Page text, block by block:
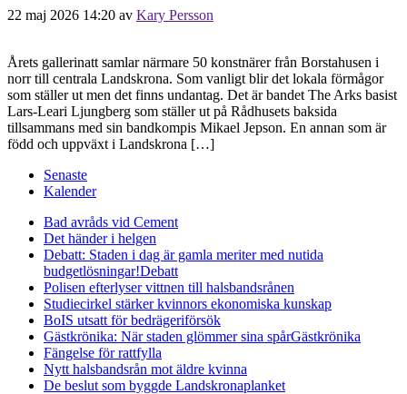
22 maj 2026 14:20 av Kary Persson
Årets gallerinatt samlar närmare 50 konstnärer från Borstahusen i
norr till centrala Landskrona. Som vanligt blir det lokala förmågor
som ställer ut men det finns undantag. Det är bandet The Arks basist
Lars-Leari Ljungberg som ställer ut på Rådhusets baksida
tillsammans med sin bandkompis Mikael Jepson. En annan som är
född och uppväxt i Landskrona […]
Senaste
Kalender
Bad avråds vid Cement
Det händer i helgen
Debatt: Staden i dag är gamla meriter med nutida
budgetlösningar!Debatt
Polisen efterlyser vittnen till halsbandsrånen
Studiecirkel stärker kvinnors ekonomiska kunskap
BoIS utsatt för bedrägeriförsök
Gästkrönika: När staden glömmer sina spårGästkrönika
Fängelse för rattfylla
Nytt halsbandsrån mot äldre kvinna
De beslut som byggde Landskronaplanket